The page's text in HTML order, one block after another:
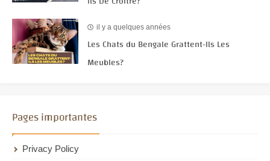
il y a quelques années
Les Chats du Bengale Grattent-Ils Les
Meubles?
Pages importantes
Privacy Policy